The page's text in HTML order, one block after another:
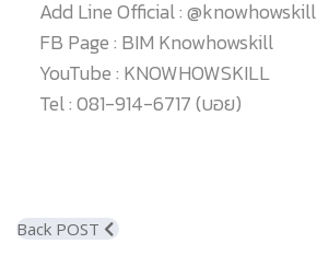
Add Line Official : @knowhowskill
FB Page : BIM Knowhowskill
YouTube : KNOWHOWSKILL
Tel : 081-914-6717 (บอย)
Back POST